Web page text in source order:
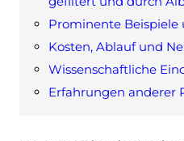
Prominente Beispiele
Kosten, Ablauf und
Wissenschaftliche
Erfahrungen anderer